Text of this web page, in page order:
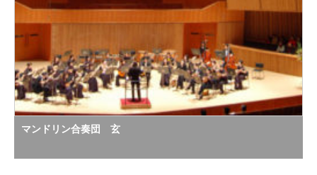
マンドリン合奏団 玄